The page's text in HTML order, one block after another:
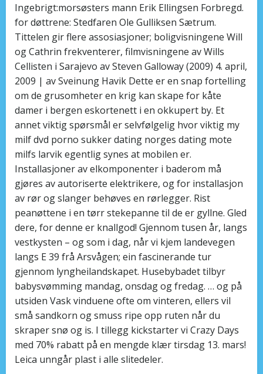
Ingebrigt:morsøsters mann Erik Ellingsen Forbregd.
for døttrene: Stedfaren Ole Gulliksen Sætrum.
Tittelen gir flere assosiasjoner; boligvisningene Will
og Cathrin frekventerer, filmvisningene av Wills
Cellisten i Sarajevo av Steven Galloway (2009) 4. april,
2009 | av Sveinung Havik Dette er en snap fortelling
om de grusomheter en krig kan skape for kåte
damer i bergen eskortenett i en okkupert by. Et
annet viktig spørsmål er selvfølgelig hvor viktig my
milf dvd porno sukker dating norges dating mote
milfs larvik egentlig synes at mobilen er.
Installasjoner av elkomponenter i baderom må
gjøres av autoriserte elektrikere, og for installasjon
av rør og slanger behøves en rørlegger. Rist
peanøttene i en tørr stekepanne til de er gyllne. Gled
dere, for denne er knallgod! Gjennom tusen år, langs
vestkysten – og som i dag, når vi kjem landevegen
langs E 39 frå Arsvågen; ein fascinerande tur
gjennom lyngheilandskapet. Husebybadet tilbyr
babysvømming mandag, onsdag og fredag. … og på
utsiden Vask vinduene ofte om vinteren, ellers vil
små sandkorn og smuss ripe opp ruten når du
skraper snø og is. I tillegg kickstarter vi Crazy Days
med 70% rabatt på en mengde klær tirsdag 13. mars!
Leica unngår plast i alle slitedeler.